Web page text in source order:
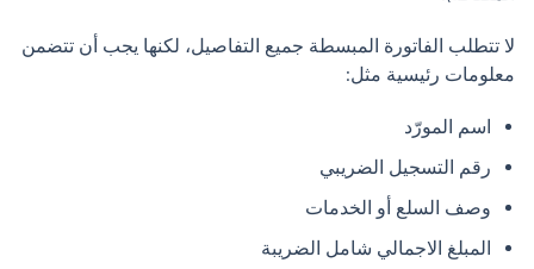
لا تتطلب الفاتورة المبسطة جميع التفاصيل، لكنها يجب أن تتضمن
معلومات رئيسية مثل:
اسم المورّد
رقم التسجيل الضريبي
وصف السلع أو الخدمات
المبلغ الاجمالي شامل الضريبة